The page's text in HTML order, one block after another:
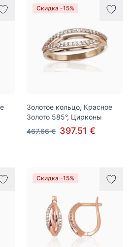
Скидка -15%
Золотое кольцо, Красное
Золото 585°, Цирконы
467.66 € 397.51 €
Скидка -15%